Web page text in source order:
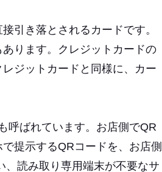
引き落とされるカードです。
ります。クレジットカードの
ジットカードと同様に、カー
呼ばれています。お店側でQR
提示するQRコードを、お店側
、読み取り専用端末が不要なサ